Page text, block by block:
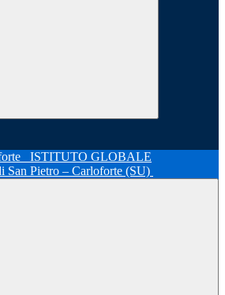
ISTITUTO GLOBALE
San Pietro – Carloforte (SU)